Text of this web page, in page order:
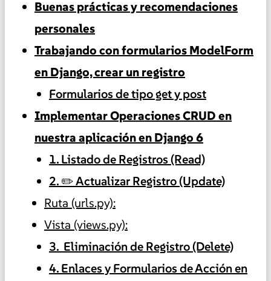
Buenas prácticas y recomendaciones
personales
Trabajando con formularios ModelForm
en Django, crear un registro
Formularios de tipo get y post
Implementar Operaciones CRUD en
nuestra aplicación en Django 6
1. Listado de Registros (Read)
2. ✏️ Actualizar Registro (Update)
Ruta (urls.py):
Vista (views.py):
3. ️ Eliminación de Registro (Delete)
4. Enlaces y Formularios de Acción en